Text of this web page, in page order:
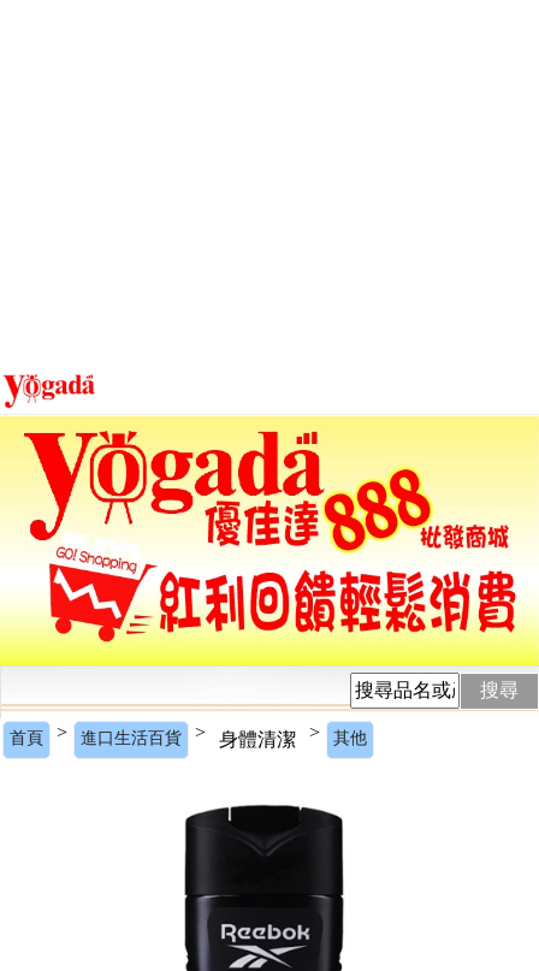
搜尋
首頁 > 進口生活百貨 > 身體清潔 > 其他